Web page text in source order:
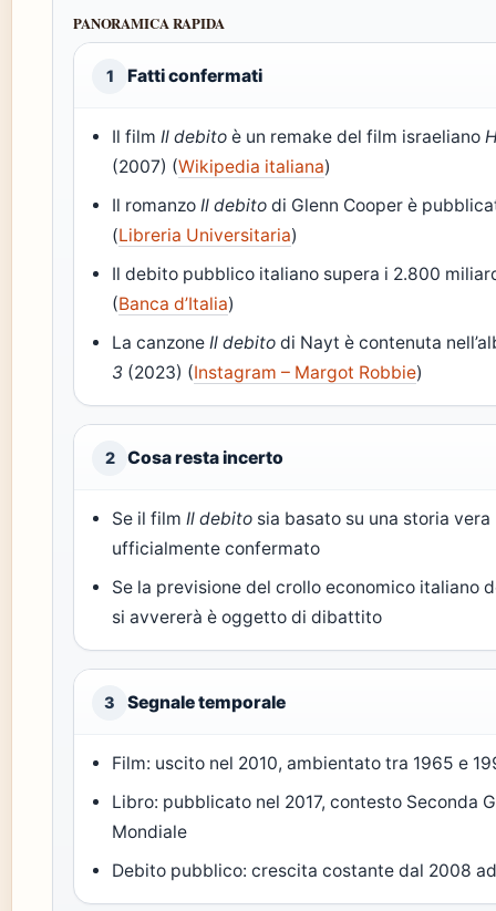
PANORAMICA RAPIDA
1 Fatti confermati
Il filmIl debito è un remake del film israeliano
(2007) (Wikipedia italiana)
Il romanzoIl debito di Glenn Cooper è
(Libreria Universitaria)
Il debito pubblico italiano supera i 2.800
(Banca d’Italia)
La canzoneIl debito di Nayt è contenuta
3 (2023) (Instagram – Margot Robbie)
2 Cosa resta incerto
Se il filmIl debito sia basato su una storia vera
ufficialmente confermato
Se la previsione del crollo economico italiano
si avvererà è oggetto di dibattito
3 Segnale temporale
Film: uscito nel 2010, ambientato tra 1965 e
Libro: pubblicato nel 2017, contesto Seconda
Mondiale
Debito pubblico: crescita costante dal 2008